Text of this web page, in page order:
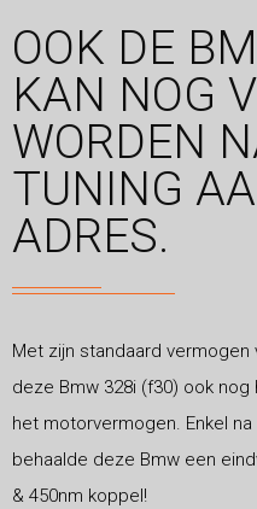
OOK DE
KAN NOG
WORDEN
TUNING
ADRES.
Met zijn standaard vermogen
deze Bmw 328i (f30) ook
het motorvermogen. Enkel
behaalde deze Bmw een
& 450nm koppel!